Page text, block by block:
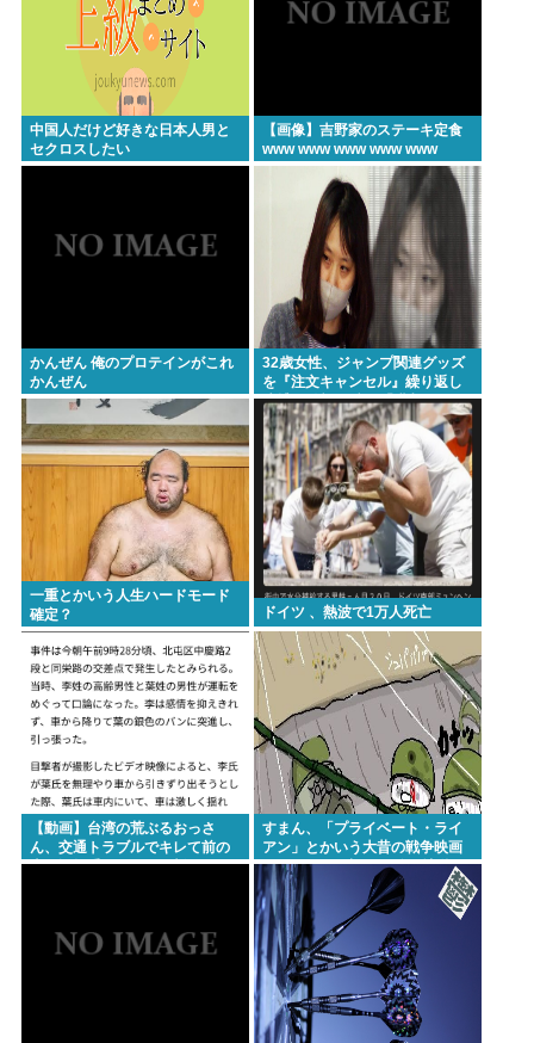
医療脱毛・脱毛サロンを考えてるんだが！脱毛モメ
ンいるか？？
ジャンポケ斉藤「同意があったんです。本当です。
信じて下さい」 ←何でこの主張が通らないの？
(ヽ´ん`)「手術が始まった…大丈夫大丈夫落ち着け」
医師「キャー地震よー！」(;ﾟんﾟ)「！？」
Powered by livedoor 相互RSS
中国人だけど好きな日本人男と
セクロスしたい
【画像】吉野家のステーキ定食
www www www www www
かんぜん 俺のプロテインがこれ
かんぜん
32歳女性、ジャンプ関連グッズ
を『注文キャンセル』繰り返し
逮捕。総額43億。「購入した気
分になる」
一重とかいう人生ハードモード
確定？
ドイツ 、熱波で1万人死亡
【動画】台湾の荒ぶるおっさ
ん、交通トラブルでキレて前の
車の運転手をナイフで斬りつけ
すまん、「プライベート・ライ
アン」とかいう大昔の戦争映画
見てみたら最初の30分で地獄な
んだが…これずっと続く感じ？